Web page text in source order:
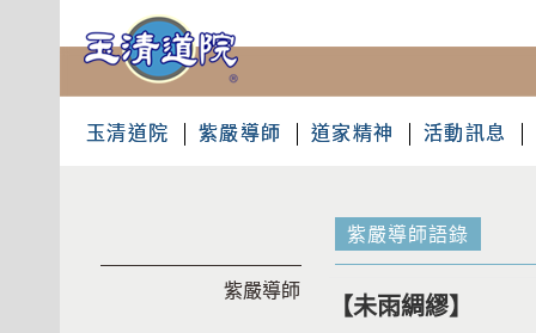
玉清道院 紫嚴導師 道家精神 活動訊息
紫嚴導師語錄
【未雨綢繆】
紫嚴導師